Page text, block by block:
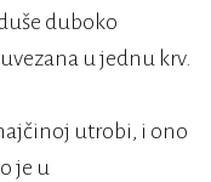
duboko
u jednu krv.
utrobi, i ono
je u